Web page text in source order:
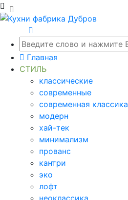
Главная
СТИЛЬ
классические
современные
современная классика
модерн
хай-тек
минимализм
прованс
кантри
эко
лофт